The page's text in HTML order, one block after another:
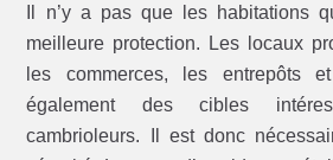
Il n’y a pas que les habitations
meilleure protection. Les locaux
les commerces, les entrepôts
également des cibles
cambrioleurs. Il est donc